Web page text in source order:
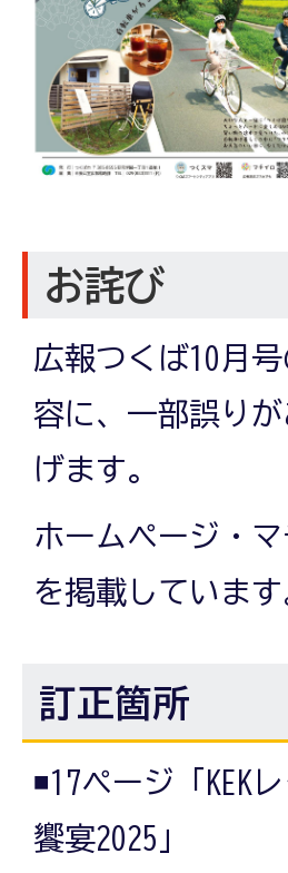
お詫び
広報つくば10月
容に、一部誤り
げます。
ホームページ・
を掲載しています
訂正箇所
◾️17ページ「
饗宴2025」